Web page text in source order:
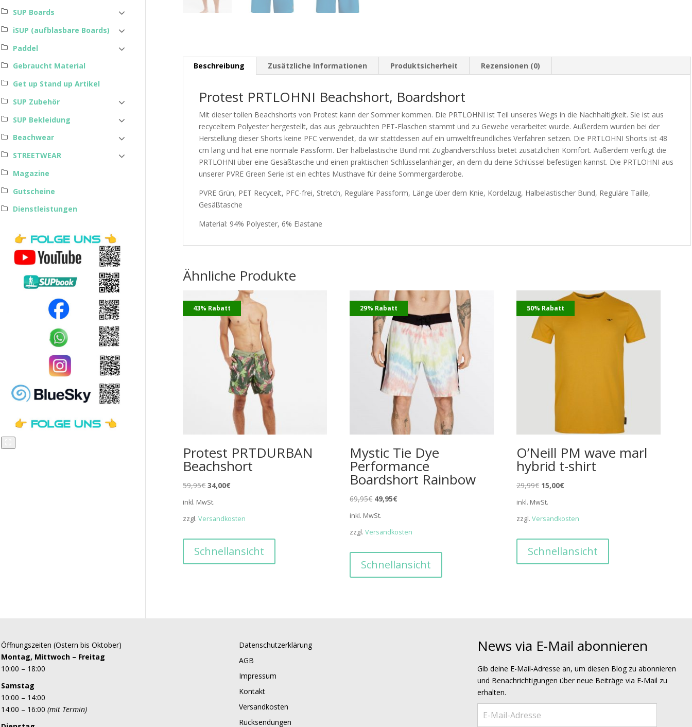
Beschreibung Zusätzliche Informationen Produktsicherheit Rezensionen (0)
Protest PRTLOHNI Beachshort, Boardshort
Mit dieser tollen Beachshorts von Protest kann der Sommer kommen. Die PRTLOHNI ist Teil unseres Wegs in die Nachhaltigkeit. Sie ist aus
recyceltem Polyester hergestellt, das aus gebrauchten PET-Flaschen stammt und zu Gewebe verarbeitet wurde. Außerdem wurden bei der
Herstellung dieser Shorts keine PFC verwendet, da wir stattdessen auf ein umweltfreundliches Verfahren setzen. Die PRTLOHNI Shorts ist 48
cm lang und hat eine normale Passform. Der halbelastische Bund mit Zugbandverschluss bietet zusätzlichen Komfort. Außerdem verfügt die
PRTLOHNI über eine Gesäßtasche und einen praktischen Schlüsselanhänger, an dem du deine Schlüssel befestigen kannst. Die PRTLOHNI aus
unserer PVRE Green Serie ist ein echtes Musthave für deine Sommergarderobe.
PVRE Grün, PET Recycelt, PFC-frei, Stretch, Reguläre Passform, Länge über dem Knie, Kordelzug, Halbelastischer Bund, Reguläre Taille,
Gesäßtasche
Material: 94% Polyester, 6% Elastane
Ähnliche Produkte
43% Rabatt
Protest PRTDURBAN
Beachshort
59,95€Ursprünglicher
59,95€
34,00€Aktueller
34,00€.
inkl. MwSt.
zzgl.Versandkosten
Schnellansicht
29% Rabatt
Mystic Tie Dye
Performance
Boardshort Rainbow
69,95€ Ursprünglicher
69,95€
49,95€Aktueller
49,95€.
inkl. MwSt.
zzgl.Versandkosten
Schnellansicht
50% Rabatt
O’Neill PM wave marl
hybrid t-shirt
29,99€ Ursprünglicher
29,99€
15,00€Aktueller
15,00€.
inkl. MwSt.
zzgl.Versandkosten
Schnellansicht
SUP Boards
iSUP (aufblasbare Boards)
Paddel
Gebraucht Material
Get up Stand up Artikel
SUP Zubehör
SUP Bekleidung
Beachwear
STREETWEAR
Magazine
Gutscheine
Dienstleistungen
Öffnungszeiten (Ostern bis Oktober)
Montag, Mittwoch – Freitag
10:00 – 18:00
Samstag
10:00 – 14:00
14:00 – 16:00 (mit Termin)
Datenschutzerklärung
AGB
Impressum
Kontakt
Versandkosten
Rücksendungen
News via E-Mail abonnieren
Gib deine E-Mail-Adresse an, um diesen Blog zu abonnieren
und Benachrichtigungen über neue Beiträge via E-Mail zu
erhalten.
E-Mail-Adresse